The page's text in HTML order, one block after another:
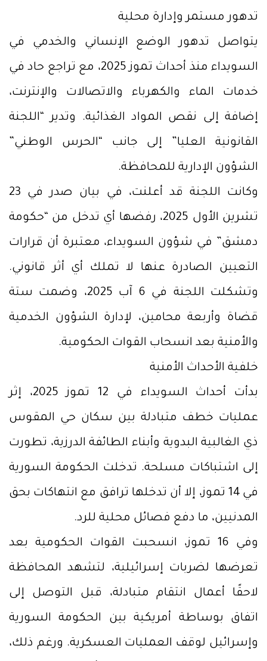
تدهور مستمر وإدارة محلية
يتواصل تدهور الوضع الإنساني والخدمي في
السويداء منذ أحداث تموز 2025، مع تراجع حاد في
خدمات الماء والكهرباء والاتصالات والإنترنت،
إضافة إلى نقص المواد الغذائية. وتدير “اللجنة
القانونية العليا” إلى جانب “الحرس الوطني”
الشؤون الإدارية للمحافظة.
وكانت اللجنة قد أعلنت، في بيان صدر في 23
تشرين الأول 2025، رفضها أي تدخل من “حكومة
دمشق” في شؤون السويداء، معتبرة أن قرارات
التعيين الصادرة عنها لا تملك أي أثر قانوني.
وتشكلت اللجنة في 6 آب 2025، وضمت ستة
قضاة وأربعة محامين، لإدارة الشؤون الخدمية
والأمنية بعد انسحاب القوات الحكومية.
خلفية الأحداث الأمنية
بدأت أحداث السويداء في 12 تموز 2025، إثر
عمليات خطف متبادلة بين سكان حي المقوس
ذي الغالبية البدوية وأبناء الطائفة الدرزية، تطورت
إلى اشتباكات مسلحة. تدخلت الحكومة السورية
في 14 تموز، إلا أن تدخلها ترافق مع انتهاكات بحق
المدنيين، ما دفع فصائل محلية للرد.
وفي 16 تموز، انسحبت القوات الحكومية بعد
تعرضها لضربات إسرائيلية، لتشهد المحافظة
لاحقًا أعمال انتقام متبادلة، قبل التوصل إلى
اتفاق بوساطة أمريكية بين الحكومة السورية
وإسرائيل لوقف العمليات العسكرية. ورغم ذلك،